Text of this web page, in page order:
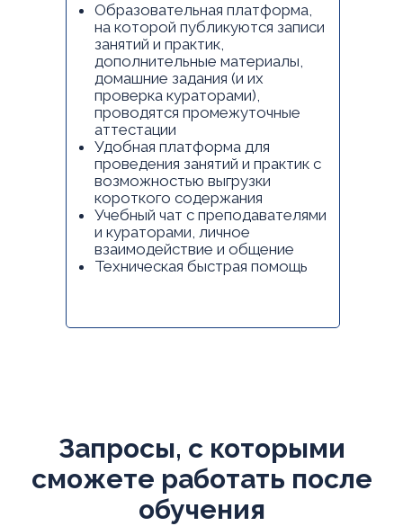
Образовательная платформа,
на которой публикуются записи
занятий и практик,
дополнительные материалы,
домашние задания (и их
проверка кураторами),
проводятся промежуточные
аттестации
Удобная платформа для
проведения занятий и практик с
возможностью выгрузки
короткого содержания
Учебный чат с преподавателями
и кураторами, личное
взаимодействие и общение
Техническая быстрая помощь
Запросы, с которыми
сможете работать после
обучения